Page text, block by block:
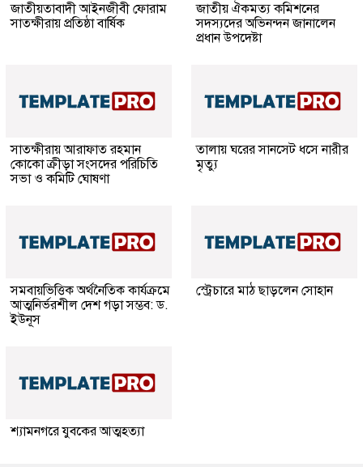
জাতীয়তাবাদী আইনজীবী ফোরাম
সাতক্ষীরায় প্রতিষ্ঠা বার্ষিক
জাতীয় ঐকমত্য কমিশনের
সদস্যদের অভিনন্দন জানালেন
প্রধান উপদেষ্টা
সাতক্ষীরায় আরাফাত রহমান
কোকো ক্রীড়া সংসদের পরিচিতি
সভা ও কমিটি ঘোষণা
তালায় ঘরের সানসেট ধসে নারীর
মৃত্যু
সমবায়ভিত্তিক অর্থনৈতিক কার্যক্রমে
আত্মনির্ভরশীল দেশ গড়া সম্ভব: ড.
ইউনূস
স্ট্রেচারে মাঠ ছাড়লেন সোহান
শ্যামনগরে যুবকের আত্মহত্যা